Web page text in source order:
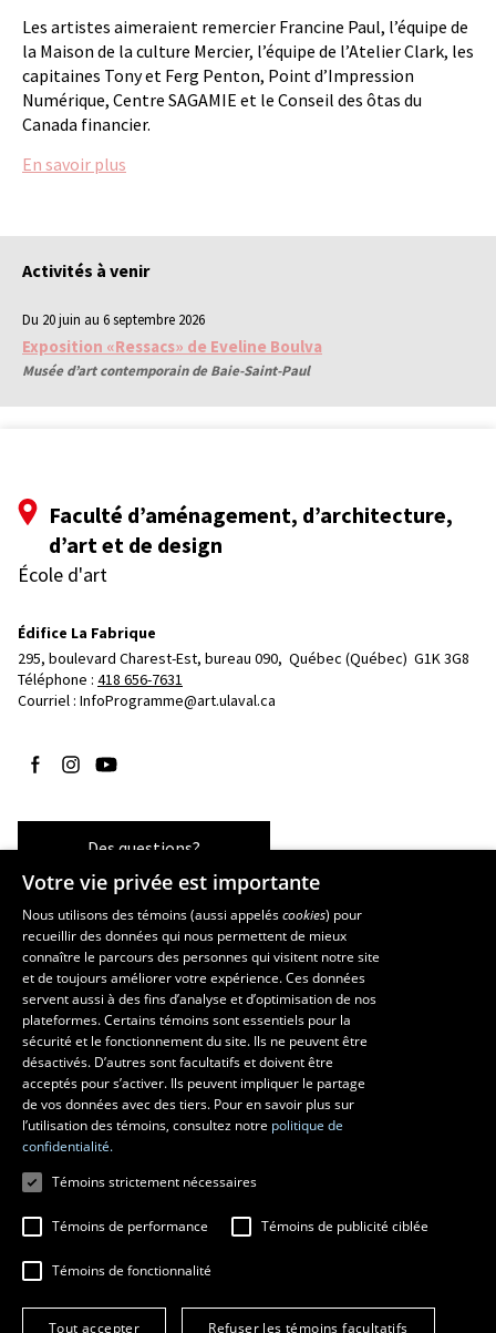
Les artistes aimeraient remercier Francine Paul, l’équipe de
la Maison de la culture Mercier, l’équipe de l’Atelier Clark, les
capitaines Tony et Ferg Penton, Point d’Impression
Numérique, Centre SAGAMIE et le Conseil des ôtas du
Canada financier.
En savoir plus
Activités à venir
Du 20 juin au 6 septembre 2026
Exposition «Ressacs» de Eveline Boulva
Musée d’art contemporain de Baie-Saint-Paul
Faculté d’aménagement, d’architecture,
d’art et de design
École d'art
Édifice La Fabrique
295, boulevard Charest-Est, bureau 090, Québec (Québec)  G1K 3G8
Téléphone : 418 656-7631
Courriel : InfoProgramme@art.ulaval.ca
Suivez-nous sur Facebook
Suivez-nous sur Instagram
Suivez-nous sur YouTube
Des questions?
Les écoles et la recherche
École supérieure d’aménagement du territoire et de développement
régional
École d’architecture
École de design
Centre de recherche en aménagement et développement
© 2026 Université Laval
Tous droits réservés
Votre vie privée est importante
Nous utilisons des témoins (aussi appeléscookies) pour
recueillir des données qui nous permettent de mieux
connaître le parcours des personnes qui visitent notre site
et de toujours améliorer votre expérience. Ces données
servent aussi à des fins d’analyse et d’optimisation de nos
plateformes. Certains témoins sont essentiels pour la
sécurité et le fonctionnement du site. Ils ne peuvent être
désactivés. D’autres sont facultatifs et doivent être
acceptés pour s’activer. Ils peuvent impliquer le partage
de vos données avec des tiers. Pour en savoir plus sur
l’utilisation des témoins, consultez notre politique de
confidentialité.
Témoins strictement nécessaires
Témoins de performance Témoins de publicité ciblée
Témoins de fonctionnalité
Tout accepter Refuser les témoins facultatifs